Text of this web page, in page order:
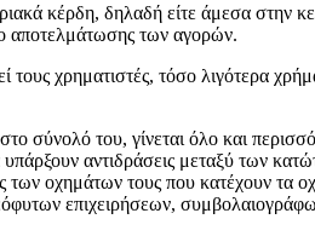
κέρδη, δηλαδή είτε άμεσα στην
αποτελμάτωσης των αγορών.
χρηματιστές, τόσο λιγότερα
σύνολό του, γίνεται όλο και
αντιδράσεις μεταξύ των
των οχημάτων τους που κατέχουν τα
επιχειρήσεων,